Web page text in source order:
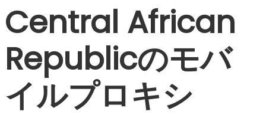
Central African
Republicのモバ
イルプロキシ